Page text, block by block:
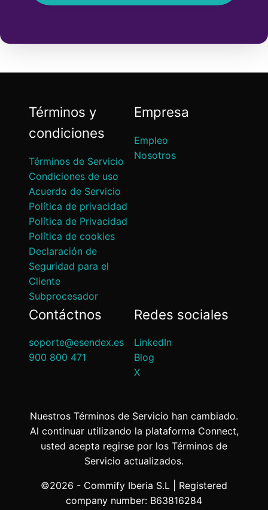
Términos y
condiciones
Términos de Servicio
Condiciones de uso
Acuerdo de Servicio
Política de privacidad
Política de Privacidad
Política de cookies
Declaración de
Seguridad para el
Cliente
Subprocesador
Empresa
Empleo
Nosotros
Contáctnos
soporte@esendex.es
900 800 471
Redes sociales
LinkedIn
Blog
X
Nuestros Términos de Servicio han cambiado.
Al continuar utilizando la plataforma Connect,
usted acepta regirse por los Términos de
Servicio actualizados.
©2026 - Commify Iberia S.L | Registered
company number: B63816284